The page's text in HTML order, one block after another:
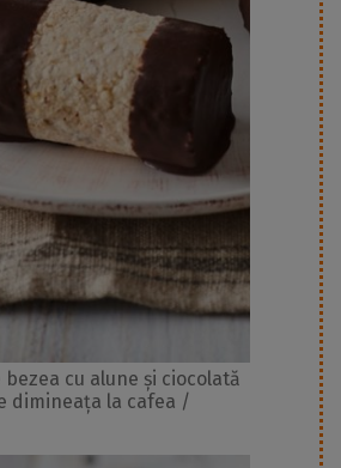
bezea cu alune și ciocolată
dimineața la cafea /